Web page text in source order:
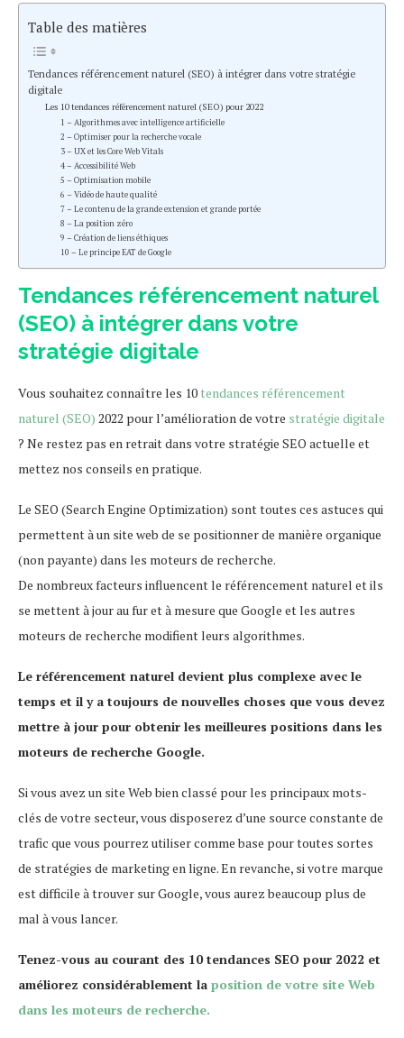
Table des matières
Tendances référencement naturel (SEO) à intégrer dans votre stratégie
digitale
Les 10 tendances référencement naturel (SEO) pour 2022
1 – Algorithmes avec intelligence artificielle
2 – Optimiser pour la recherche vocale
3 – UX et les Core Web Vitals
4 – Accessibilité Web
5 – Optimisation mobile
6 – Vidéo de haute qualité
7 – Le contenu de la grande extension et grande portée
8 – La position zéro
9 – Création de liens éthiques
10 – Le principe EAT de Google
Tendances référencement naturel
(SEO) à intégrer dans votre
stratégie digitale
Vous souhaitez connaître les 10tendances référencement
naturel (SEO) 2022 pour l’amélioration de votre stratégie digitale
? Ne restez pas en retrait dans votre stratégie SEO actuelle et
mettez nos conseils en pratique.
Le SEO (Search Engine Optimization) sont toutes ces astuces qui
permettent à un site web de se positionner de manière organique
(non payante) dans les moteurs de recherche.
De nombreux facteurs influencent le référencement naturel et ils
se mettent à jour au fur et à mesure que Google et les autres
moteurs de recherche modifient leurs algorithmes.
Le référencement naturel devient plus complexe avec le
temps et il y a toujours de nouvelles choses que vous devez
mettre à jour pour obtenir les meilleures positions dans les
moteurs de recherche Google.
Si vous avez un site Web bien classé pour les principaux mots-
clés de votre secteur, vous disposerez d’une source constante de
trafic que vous pourrez utiliser comme base pour toutes sortes
de stratégies de marketing en ligne. En revanche, si votre marque
est difficile à trouver sur Google, vous aurez beaucoup plus de
mal à vous lancer.
Tenez-vous au courant des 10 tendances SEO pour 2022 et
améliorez considérablement la position de votre site Web
dans les moteurs de recherche.